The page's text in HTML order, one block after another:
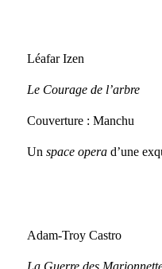
Léafar Izen
Le Courage de l’arbre
Couverture : Manchu
Un space operad’une
Adam-Troy Castro
La Guerre des